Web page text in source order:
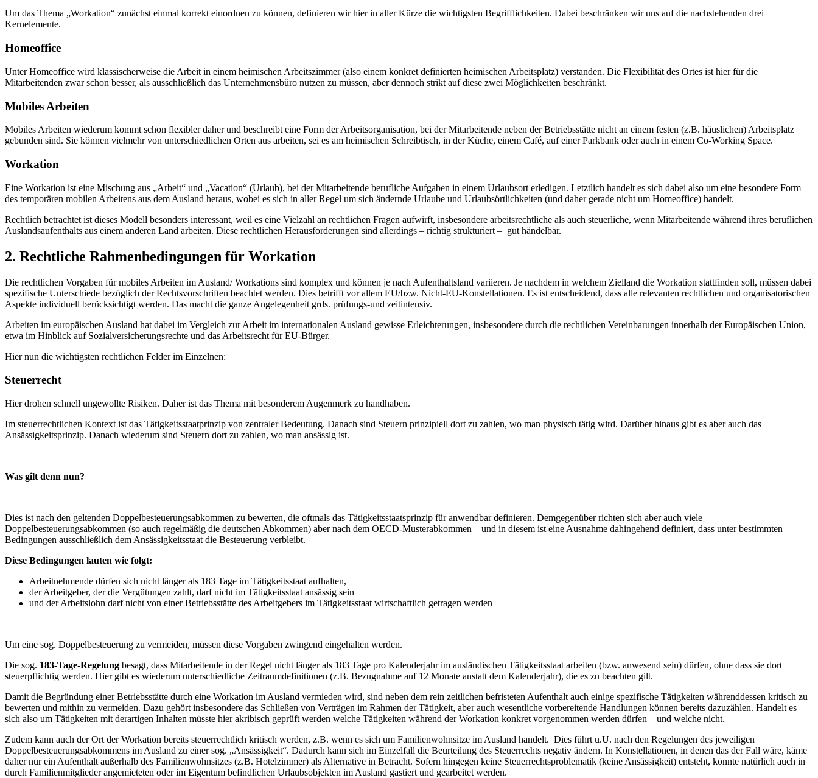
Um das Thema „Workation“ zunächst einmal korrekt einordnen zu können, definieren wir hier in aller Kürze die wichtigsten Begrifflichkeiten. Dabei beschränken wir uns auf die nachstehenden drei
Kernelemente.
Homeoffice
Unter Homeoffice wird klassischerweise die Arbeit in einem heimischen Arbeitszimmer (also einem konkret definierten heimischen Arbeitsplatz) verstanden. Die Flexibilität des Ortes ist hier für die
Mitarbeitenden zwar schon besser, als ausschließlich das Unternehmensbüro nutzen zu müssen, aber dennoch strikt auf diese zwei Möglichkeiten beschränkt.
Mobiles Arbeiten
Mobiles Arbeiten wiederum kommt schon flexibler daher und beschreibt eine Form der Arbeitsorganisation, bei der Mitarbeitende neben der Betriebsstätte nicht an einem festen (z.B. häuslichen) Arbeitsplatz
gebunden sind. Sie können vielmehr von unterschiedlichen Orten aus arbeiten, sei es am heimischen Schreibtisch, in der Küche, einem Café, auf einer Parkbank oder auch in einem Co-Working Space.
Workation
Eine Workation ist eine Mischung aus „Arbeit“ und „Vacation“ (Urlaub), bei der Mitarbeitende berufliche Aufgaben in einem Urlaubsort erledigen. Letztlich handelt es sich dabei also um eine besondere Form
des temporären mobilen Arbeitens aus dem Ausland heraus, wobei es sich in aller Regel um sich ändernde Urlaube und Urlaubsörtlichkeiten (und daher gerade nicht um Homeoffice) handelt.
Rechtlich betrachtet ist dieses Modell besonders interessant, weil es eine Vielzahl an rechtlichen Fragen aufwirft, insbesondere arbeitsrechtliche als auch steuerliche, wenn Mitarbeitende während ihres beruflichen
Auslandsaufenthalts aus einem anderen Land arbeiten. Diese rechtlichen Herausforderungen sind allerdings – richtig strukturiert – gut händelbar.
2. Rechtliche Rahmenbedingungen für Workation
Die rechtlichen Vorgaben für mobiles Arbeiten im Ausland/ Workations sind komplex und können je nach Aufenthaltsland variieren. Je nachdem in welchem Zielland die Workation stattfinden soll, müssen dabei
spezifische Unterschiede bezüglich der Rechtsvorschriften beachtet werden. Dies betrifft vor allem EU/bzw. Nicht-EU-Konstellationen. Es ist entscheidend, dass alle relevanten rechtlichen und organisatorischen
Aspekte individuell berücksichtigt werden. Das macht die ganze Angelegenheit grds. prüfungs-und zeitintensiv.
Arbeiten im europäischen Ausland hat dabei im Vergleich zur Arbeit im internationalen Ausland gewisse Erleichterungen, insbesondere durch die rechtlichen Vereinbarungen innerhalb der Europäischen Union,
etwa im Hinblick auf Sozialversicherungsrechte und das Arbeitsrecht für EU-Bürger.
Hier nun die wichtigsten rechtlichen Felder im Einzelnen:
Steuerrecht
Hier drohen schnell ungewollte Risiken. Daher ist das Thema mit besonderem Augenmerk zu handhaben.
Im steuerrechtlichen Kontext ist das Tätigkeitsstaatprinzip von zentraler Bedeutung. Danach sind Steuern prinzipiell dort zu zahlen, wo man physisch tätig wird. Darüber hinaus gibt es aber auch das
Ansässigkeitsprinzip. Danach wiederum sind Steuern dort zu zahlen, wo man ansässig ist.
Was gilt denn nun?
Dies ist nach den geltenden Doppelbesteuerungsabkommen zu bewerten, die oftmals das Tätigkeitsstaatsprinzip für anwendbar definieren. Demgegenüber richten sich aber auch viele
Doppelbesteuerungsabkommen (so auch regelmäßig die deutschen Abkommen) aber nach dem OECD-Musterabkommen – und in diesem ist eine Ausnahme dahingehend definiert, dass unter bestimmten
Bedingungen ausschließlich dem Ansässigkeitsstaat die Besteuerung verbleibt.
Diese Bedingungen lauten wie folgt:
Arbeitnehmende dürfen sich nicht länger als 183 Tage im Tätigkeitsstaat aufhalten,
der Arbeitgeber, der die Vergütungen zahlt, darf nicht im Tätigkeitsstaat ansässig sein
und der Arbeitslohn darf nicht von einer Betriebsstätte des Arbeitgebers im Tätigkeitsstaat wirtschaftlich getragen werden
Um eine sog. Doppelbesteuerung zu vermeiden, müssen diese Vorgaben zwingend eingehalten werden.
Die sog. 183-Tage-Regelung besagt, dass Mitarbeitende in der Regel nicht länger als 183 Tage pro Kalenderjahr im ausländischen Tätigkeitsstaat arbeiten (bzw. anwesend sein) dürfen, ohne dass sie dort
steuerpflichtig werden. Hier gibt es wiederum unterschiedliche Zeitraumdefinitionen (z.B. Bezugnahme auf 12 Monate anstatt dem Kalenderjahr), die es zu beachten gilt.
Damit die Begründung einer Betriebsstätte durch eine Workation im Ausland vermieden wird, sind neben dem rein zeitlichen befristeten Aufenthalt auch einige spezifische Tätigkeiten währenddessen kritisch zu
bewerten und mithin zu vermeiden. Dazu gehört insbesondere das Schließen von Verträgen im Rahmen der Tätigkeit, aber auch wesentliche vorbereitende Handlungen können bereits dazuzählen. Handelt es
sich also um Tätigkeiten mit derartigen Inhalten müsste hier akribisch geprüft werden welche Tätigkeiten während der Workation konkret vorgenommen werden dürfen – und welche nicht.
Zudem kann auch der Ort der Workation bereits steuerrechtlich kritisch werden, z.B. wenn es sich um Familienwohnsitze im Ausland handelt. Dies führt u.U. nach den Regelungen des jeweiligen
Doppelbesteuerungsabkommens im Ausland zu einer sog. „Ansässigkeit“. Dadurch kann sich im Einzelfall die Beurteilung des Steuerrechts negativ ändern. In Konstellationen, in denen das der Fall wäre, käme
daher nur ein Aufenthalt außerhalb des Familienwohnsitzes (z.B. Hotelzimmer) als Alternative in Betracht. Sofern hingegen keine Steuerrechtsproblematik (keine Ansässigkeit) entsteht, könnte natürlich auch in
durch Familienmitglieder angemieteten oder im Eigentum befindlichen Urlaubsobjekten im Ausland gastiert und gearbeitet werden.